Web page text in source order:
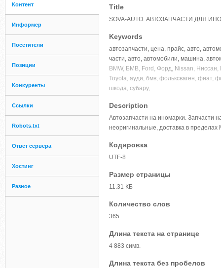
Контент
Информер
Посетители
Позиции
Конкуренты
Ссылки
Robots.txt
Ответ сервера
Хостинг
Разное
Title
SOVA-AUTO. АВТОЗАПЧАСТИ ДЛЯ
Keywords
автозапчасти, цена, прайс, авто,
части, авто, автомобили, машина,
BMW, БМВ, Ford, Форд, Nissan, Ниссан,
Toyota, ауди, бмв, фольксваген, фиат,
шкода, субару,
Description
Автозапчасти на иномарки. Запчасти
неоригинальные, доставка в
Кодировка
UTF-8
Размер страницы
11.31 КБ
Количество слов
365
Длина текста на странице
4 883 симв.
Длина текста без пробелов